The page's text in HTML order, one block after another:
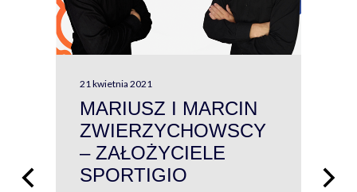
21 kwietnia 2021
MARIUSZ I MARCIN
ZWIERZYCHOWSCY
– ZAŁOŻYCIELE
SPORTIGIO